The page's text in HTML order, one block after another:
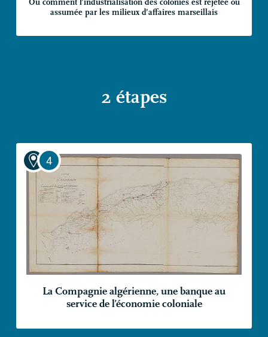
Ou comment l’industrialisation des colonies est rejetée ou
assumée par les milieux d’affaires marseillais
2 étapes
La Compagnie algérienne, une banque au
service de l’économie coloniale